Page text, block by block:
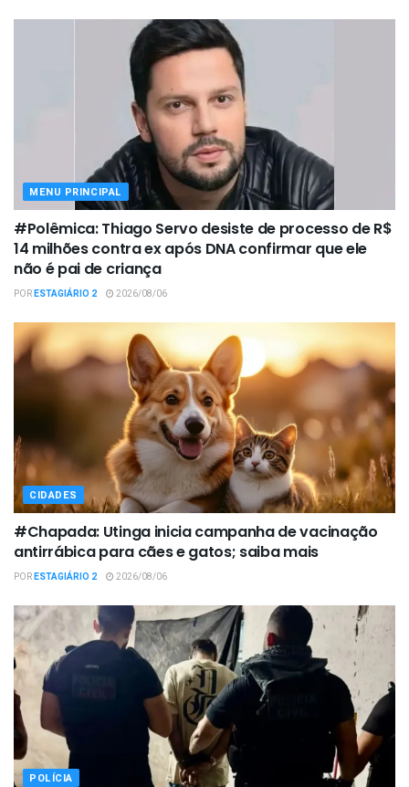
MENU PRINCIPAL
#Polêmica: Thiago Servo desiste de processo de R$
14 milhões contra ex após DNA confirmar que ele
não é pai de criança
PORESTAGIÁRIO 2 2026/08/06
CIDADES
#Chapada: Utinga inicia campanha de vacinação
antirrábica para cães e gatos; saiba mais
PORESTAGIÁRIO 2 2026/08/06
POLÍCIA